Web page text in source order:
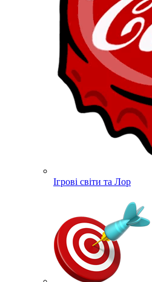
Ігрові світи та Лор